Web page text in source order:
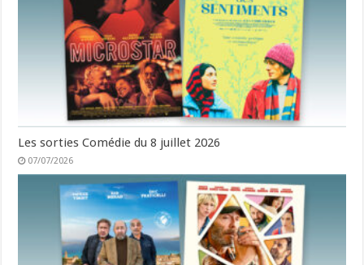
Les sorties Comédie du 8 juillet 2026
07/07/2026